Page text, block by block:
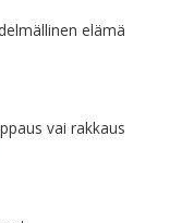
elämä
vai rakkaus